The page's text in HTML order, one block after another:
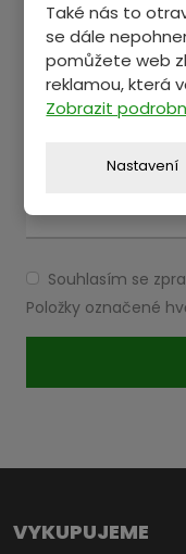
Text zprávy *
Souhlasím
se
zpracováním
osobních
Souhlasím se
Položky označené
nepodařilo
VYKUPUJEME
Také nás to
se dále
pomůžete web
reklamou, která
Zobrazit
Nastavení